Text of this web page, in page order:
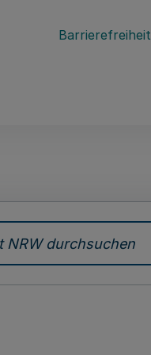
Barrierefreiheit
durchsuchen